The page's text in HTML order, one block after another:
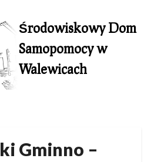
Środowiskowy Dom
Samopomocy w
Walewicach
Gminno –